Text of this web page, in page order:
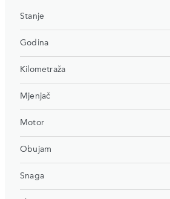
Stanje
Godina
Kilometraža
Mjenjač
Motor
Obujam
Snaga